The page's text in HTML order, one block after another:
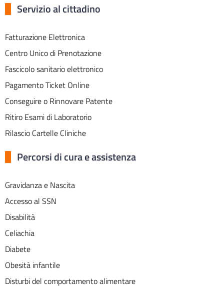
Servizio al cittadino
Fatturazione Elettronica
Centro Unico di Prenotazione
Fascicolo sanitario elettronico
Pagamento Ticket Online
Conseguire o Rinnovare Patente
Ritiro Esami di Laboratorio
Rilascio Cartelle Cliniche
Percorsi di cura e assistenza
Gravidanza e Nascita
Accesso al SSN
Disabilità
Celiachia
Diabete
Obesità infantile
Disturbi del comportamento alimentare